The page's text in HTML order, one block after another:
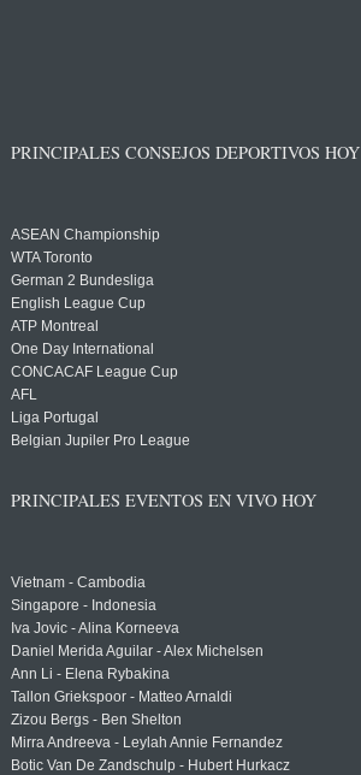
PRINCIPALES CONSEJOS DEPORTIVOS HOY
ASEAN Championship
WTA Toronto
German 2 Bundesliga
English League Cup
ATP Montreal
One Day International
CONCACAF League Cup
AFL
Liga Portugal
Belgian Jupiler Pro League
PRINCIPALES EVENTOS EN VIVO HOY
Vietnam - Cambodia
Singapore - Indonesia
Iva Jovic - Alina Korneeva
Daniel Merida Aguilar - Alex Michelsen
Ann Li - Elena Rybakina
Tallon Griekspoor - Matteo Arnaldi
Zizou Bergs - Ben Shelton
Mirra Andreeva - Leylah Annie Fernandez
Botic Van De Zandschulp - Hubert Hurkacz